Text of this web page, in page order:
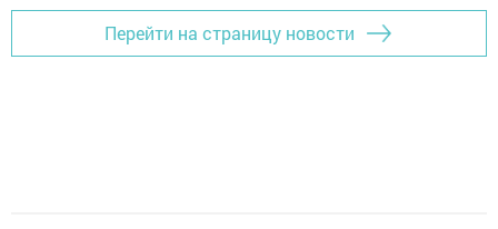
Перейти на страницу новости